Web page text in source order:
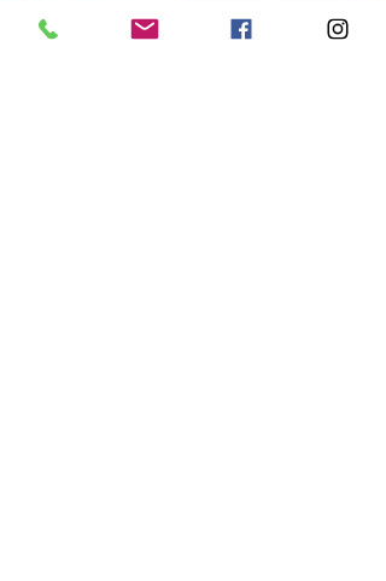
"Tutti i vini della nostra cantina derivano da un
lungo percorso di ricerca, iniziato nel 1995 con